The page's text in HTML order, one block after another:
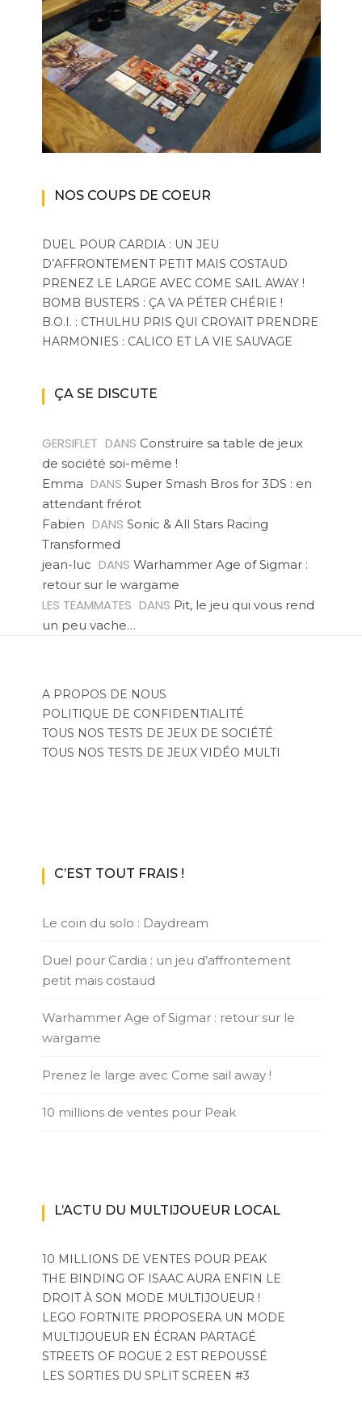
NOS COUPS DE COEUR
DUEL POUR CARDIA : UN JEU
D’AFFRONTEMENT PETIT MAIS COSTAUD
PRENEZ LE LARGE AVEC COME SAIL AWAY !
BOMB BUSTERS : ÇA VA PÉTER CHÉRIE !
B.O.I. : CTHULHU PRIS QUI CROYAIT PRENDRE
HARMONIES : CALICO ET LA VIE SAUVAGE
ÇA SE DISCUTE
GERSIFLET DANS Construire sa table de jeux
de société soi-même !
Emma DANS Super Smash Bros for 3DS : en
attendant frérot
Fabien DANS Sonic & All Stars Racing
Transformed
jean-luc DANS Warhammer Age of Sigmar :
retour sur le wargame
LES TEAMMATES DANS Pit, le jeu qui vous rend
un peu vache…
A PROPOS DE NOUS
POLITIQUE DE CONFIDENTIALITÉ
TOUS NOS TESTS DE JEUX DE SOCIÉTÉ
TOUS NOS TESTS DE JEUX VIDÉO MULTI
C’EST TOUT FRAIS !
Le coin du solo : Daydream
Duel pour Cardia : un jeu d’affrontement
petit mais costaud
Warhammer Age of Sigmar : retour sur le
wargame
Prenez le large avec Come sail away !
10 millions de ventes pour Peak
L’ACTU DU MULTIJOUEUR LOCAL
10 MILLIONS DE VENTES POUR PEAK
THE BINDING OF ISAAC AURA ENFIN LE
DROIT À SON MODE MULTIJOUEUR !
LEGO FORTNITE PROPOSERA UN MODE
MULTIJOUEUR EN ÉCRAN PARTAGÉ
STREETS OF ROGUE 2 EST REPOUSSÉ
LES SORTIES DU SPLIT SCREEN #3